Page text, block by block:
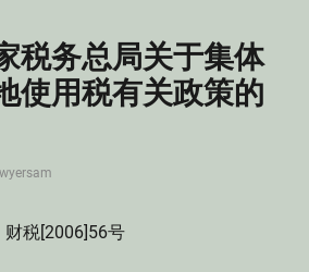
税务总局关于集体
使用税有关政策的
财税[2006]56号